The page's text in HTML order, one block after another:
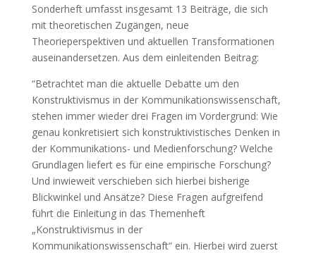
Sonderheft umfasst insgesamt 13 Beiträge, die sich
mit theoretischen Zugängen, neue
Theorieperspektiven und aktuellen Transformationen
auseinandersetzen. Aus dem einleitenden Beitrag:
“Betrachtet man die aktuelle Debatte um den
Konstruktivismus in der Kommunikationswissenschaft,
stehen immer wieder drei Fragen im Vordergrund: Wie
genau konkretisiert sich konstruktivistisches Denken in
der Kommunikations- und Medienforschung? Welche
Grundlagen liefert es für eine empirische Forschung?
Und inwieweit verschieben sich hierbei bisherige
Blickwinkel und Ansätze? Diese Fragen aufgreifend
führt die Einleitung in das Themenheft
„Konstruktivismus in der
Kommunikationswissenschaft“ ein. Hierbei wird zuerst